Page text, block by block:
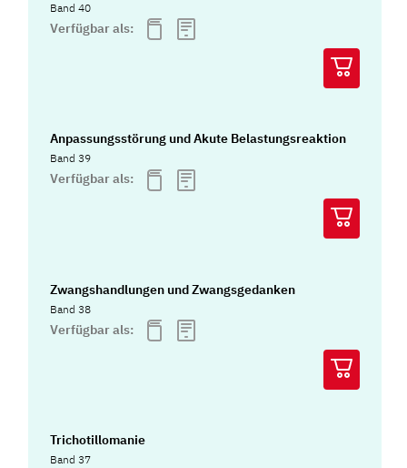
Band 40
Verfügbar als:
Anpassungsstörung und Akute Belastungsreaktion
Band 39
Verfügbar als:
Zwangshandlungen und Zwangsgedanken
Band 38
Verfügbar als:
Trichotillomanie
Band 37